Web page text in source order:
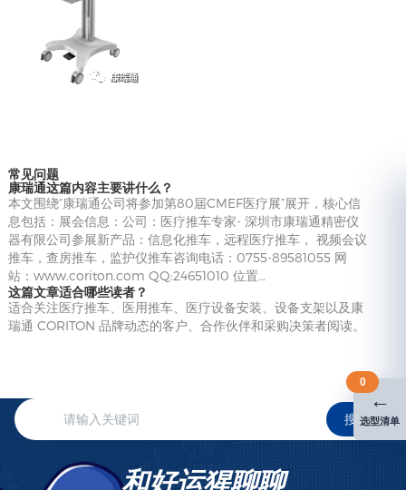
常见问题
康瑞通这篇内容主要讲什么？
本文围绕“康瑞通公司将参加第80届CMEF医疗展”展开，核心信
息包括：展会信息：公司：医疗推车专家- 深圳市康瑞通精密仪
器有限公司参展新产品：信息化推车，远程医疗推车， 视频会议
推车，查房推车，监护仪推车咨询电话：0755-89581055 网
站：www.coriton.com QQ:24651010 位置…
这篇文章适合哪些读者？
适合关注医疗推车、医用推车、医疗设备安装、设备支架以及康
瑞通 CORITON 品牌动态的客户、合作伙伴和采购决策者阅读。
搜索
和好运猩聊聊
←
选型清单
0